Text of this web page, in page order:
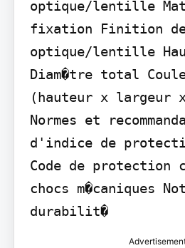
optique/lentille
fixation Finition de
optique/lentille
Diam�tre total
(hauteur x largeur
Normes et
d'indice de
Code de protection
chocs m�caniques
durabilit�